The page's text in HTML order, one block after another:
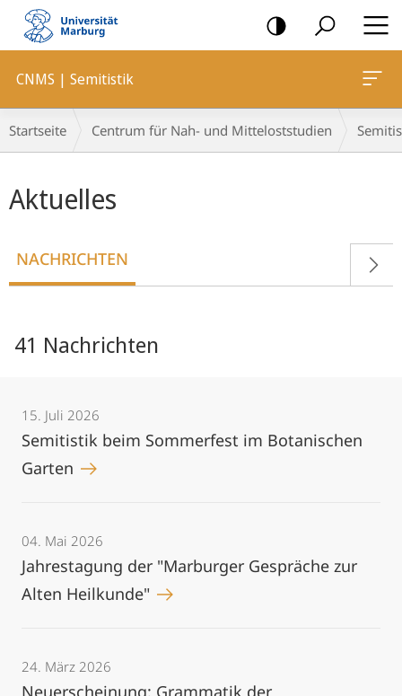
Mobile-
Navigation
CNMS | Semitistik
Breadcrumb-
Navigation
Startseite Centrum für Nah- und Mitteloststudien
Aktuelles
NACHRICHTEN
41 Nachrichten
15. Juli 2026
Semitistik beim Sommerfest im Botanischen
Garten
04. Mai 2026
Jahrestagung der "Marburger Gespräche zur
Alten Heilkunde"
24. März 2026
Neuerscheinung: Grammatik der